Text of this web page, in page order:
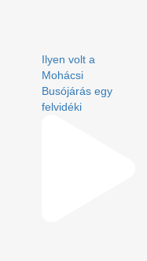
Ilyen volt a
Mohácsi
Busójárás egy
felvidéki